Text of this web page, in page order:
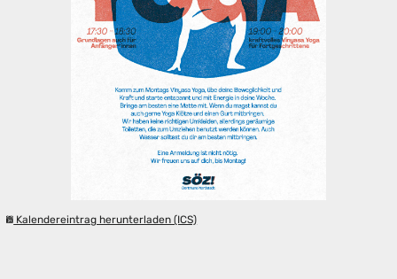
Kalendereintrag herunterladen (ICS)